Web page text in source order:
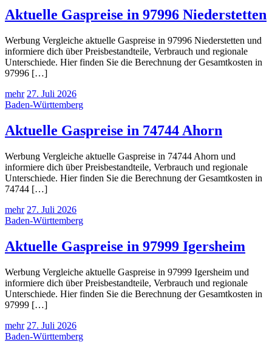
Aktuelle Gaspreise in 97996 Niederstetten
Werbung Vergleiche aktuelle Gaspreise in 97996 Niederstetten und
informiere dich über Preisbestandteile, Verbrauch und regionale
Unterschiede. Hier finden Sie die Berechnung der Gesamtkosten in
97996 […]
mehr 27. Juli 2026
Baden-Württemberg
Aktuelle Gaspreise in 74744 Ahorn
Werbung Vergleiche aktuelle Gaspreise in 74744 Ahorn und
informiere dich über Preisbestandteile, Verbrauch und regionale
Unterschiede. Hier finden Sie die Berechnung der Gesamtkosten in
74744 […]
mehr 27. Juli 2026
Baden-Württemberg
Aktuelle Gaspreise in 97999 Igersheim
Werbung Vergleiche aktuelle Gaspreise in 97999 Igersheim und
informiere dich über Preisbestandteile, Verbrauch und regionale
Unterschiede. Hier finden Sie die Berechnung der Gesamtkosten in
97999 […]
mehr 27. Juli 2026
Baden-Württemberg